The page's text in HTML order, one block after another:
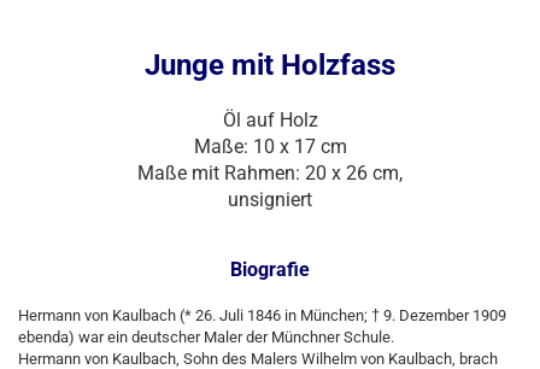
Junge mit Holzfass
Öl auf Holz
Maße: 10 x 17 cm
Maße mit Rahmen: 20 x 26 cm,
unsigniert
Biografie
Hermann von Kaulbach (* 26. Juli 1846 in München; † 9. Dezember 1909
ebenda) war ein deutscher Maler der Münchner Schule.
Hermann von Kaulbach, Sohn des Malers Wilhelm von Kaulbach, brach